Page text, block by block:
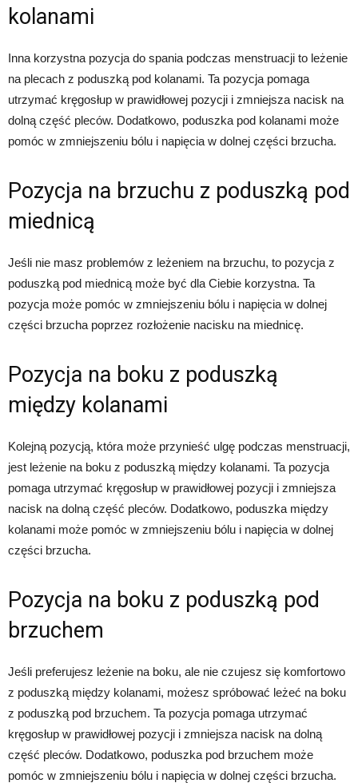
kolanami
Inna korzystna pozycja do spania podczas menstruacji to leżenie
na plecach z poduszką pod kolanami. Ta pozycja pomaga
utrzymać kręgosłup w prawidłowej pozycji i zmniejsza nacisk na
dolną część pleców. Dodatkowo, poduszka pod kolanami może
pomóc w zmniejszeniu bólu i napięcia w dolnej części brzucha.
Pozycja na brzuchu z poduszką pod
miednicą
Jeśli nie masz problemów z leżeniem na brzuchu, to pozycja z
poduszką pod miednicą może być dla Ciebie korzystna. Ta
pozycja może pomóc w zmniejszeniu bólu i napięcia w dolnej
części brzucha poprzez rozłożenie nacisku na miednicę.
Pozycja na boku z poduszką
między kolanami
Kolejną pozycją, która może przynieść ulgę podczas menstruacji,
jest leżenie na boku z poduszką między kolanami. Ta pozycja
pomaga utrzymać kręgosłup w prawidłowej pozycji i zmniejsza
nacisk na dolną część pleców. Dodatkowo, poduszka między
kolanami może pomóc w zmniejszeniu bólu i napięcia w dolnej
części brzucha.
Pozycja na boku z poduszką pod
brzuchem
Jeśli preferujesz leżenie na boku, ale nie czujesz się komfortowo
z poduszką między kolanami, możesz spróbować leżeć na boku
z poduszką pod brzuchem. Ta pozycja pomaga utrzymać
kręgosłup w prawidłowej pozycji i zmniejsza nacisk na dolną
część pleców. Dodatkowo, poduszka pod brzuchem może
pomóc w zmniejszeniu bólu i napięcia w dolnej części brzucha.